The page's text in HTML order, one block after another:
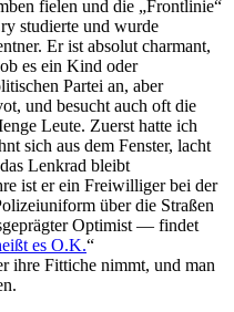
fielen und die
Frontlinie
studierte und wurde
Er ist absolut charmant,
es ein Kind oder
Partei an, aber
und besucht auch oft die
Leute. Zuerst hatte ich
sich aus dem Fenster, lacht
Lenkrad bleibt
ist er ein Freiwilliger bei der
über die Straßen
Optimist — findet
es O.K.
ihre Fittiche nimmt, und man